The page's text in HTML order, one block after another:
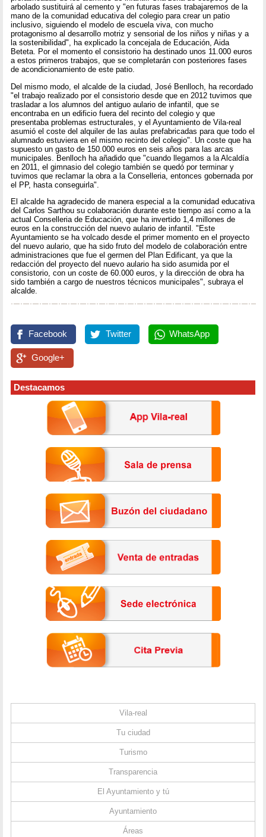
arbolado sustituirá al cemento y "en futuras fases trabajaremos de la
mano de la comunidad educativa del colegio para crear un patio
inclusivo, siguiendo el modelo de escuela viva, con mucho
protagonismo al desarrollo motriz y sensorial de los niños y niñas y a
la sostenibilidad", ha explicado la concejala de Educación, Aida
Beteta. Por el momento el consistorio ha destinado unos 11.000 euros
a estos primeros trabajos, que se completarán con posteriores fases
de acondicionamiento de este patio.
Del mismo modo, el alcalde de la ciudad, José Benlloch, ha recordado
"el trabajo realizado por el consistorio desde que en 2012 tuvimos que
trasladar a los alumnos del antiguo aulario de infantil, que se
encontraba en un edificio fuera del recinto del colegio y que
presentaba problemas estructurales, y el Ayuntamiento de Vila-real
asumió el coste del alquiler de las aulas prefabricadas para que todo el
alumnado estuviera en el mismo recinto del colegio". Un coste que ha
supuesto un gasto de 150.000 euros en seis años para las arcas
municipales. Benlloch ha añadido que "cuando llegamos a la Alcaldía
en 2011, el gimnasio del colegio también se quedó por terminar y
tuvimos que reclamar la obra a la Conselleria, entonces gobernada por
el PP, hasta conseguirla".
El alcalde ha agradecido de manera especial a la comunidad educativa
del Carlos Sarthou su colaboración durante este tiempo así como a la
actual Conselleria de Educación, que ha invertido 1,4 millones de
euros en la construcción del nuevo aulario de infantil. "Este
Ayuntamiento se ha volcado desde el primer momento en el proyecto
del nuevo aulario, que ha sido fruto del modelo de colaboración entre
administraciones que fue el germen del Plan Edificant, ya que la
redacción del proyecto del nuevo aulario ha sido asumida por el
consistorio, con un coste de 60.000 euros, y la dirección de obra ha
sido también a cargo de nuestros técnicos municipales", subraya el
alcalde.
Facebook Twitter WhatsApp
Google+
Destacamos
Vila-real
Tu ciudad
Turismo
Transparencia
El Ayuntamiento y tú
Ayuntamiento
Áreas